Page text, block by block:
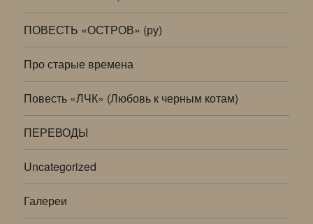
ПОВЕСТЬ «ОСТРОВ» (ру)
Про старые времена
Повесть «ЛЧК» (Любовь к черным котам)
ПЕРЕВОДЫ
Uncategorized
Галереи